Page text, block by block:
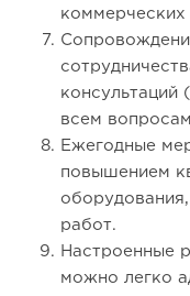
консультаций
всем
Ежегодные
повышением
работ.
Настроенные
можно легко